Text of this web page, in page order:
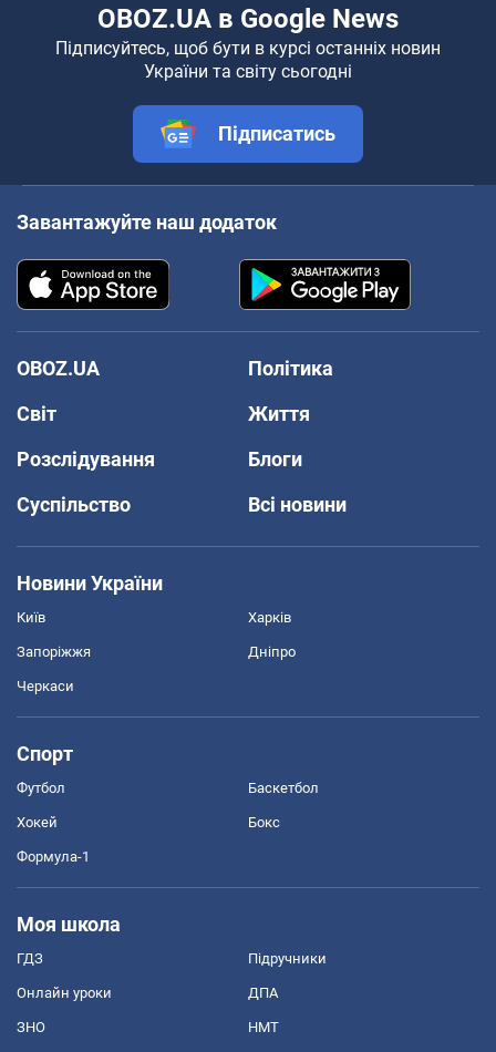
OBOZ.UA в Google News
Підписуйтесь, щоб бути в курсі останніх новин
України та світу сьогодні
Підписатись
Завантажуйте наш додаток
OBOZ.UA
Політика
Світ
Життя
Розслідування
Блоги
Суспільство
Всі новини
Новини України
Київ Харків
Запоріжжя Дніпро
Черкаси
Спорт
Футбол Баскетбол
Хокей Бокс
Формула-1
Моя школа
ГДЗ Підручники
Онлайн уроки ДПА
ЗНО НМТ